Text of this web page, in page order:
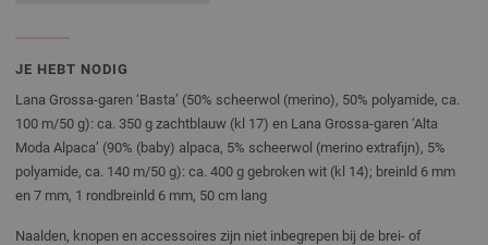
JE HEBT NODIG
Lana Grossa-garen ‘Basta’ (50% scheerwol (merino), 50% polyamide, ca.
100 m/50 g): ca. 350 g zachtblauw (kl 17) en Lana Grossa-garen ‘Alta
Moda Alpaca’ (90% (baby) alpaca, 5% scheerwol (merino extrafijn), 5%
polyamide, ca. 140 m/50 g): ca. 400 g gebroken wit (kl 14); breinld 6 mm
en 7 mm, 1 rondbreinld 6 mm, 50 cm lang
Naalden, knopen en accessoires zijn niet inbegrepen bij de brei- of